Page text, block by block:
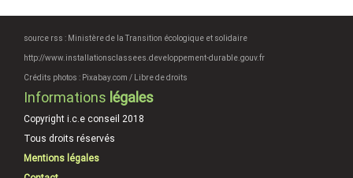
source rss : Ministère de la Transition écologique et solidaire
http://www.installationsclassees.developpement-durable.gouv.fr
Crédits photos : Pixabay.com / Libre de droits
Informations légales
Copyright i.c.e conseil 2018
Tous droits réservés
Mentions légales